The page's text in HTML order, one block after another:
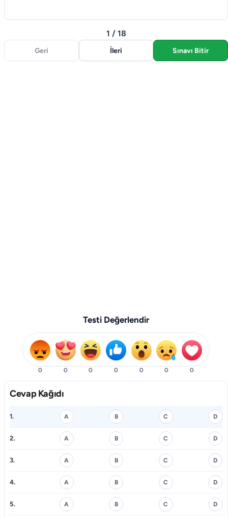
Geri
1 / 18
İleri Sınavı Bitir
Testi Değerlendir
0 0 0 0 0 0 0
Cevap Kağıdı
1. A B C D
2. A B C D
3. A B C D
4. A B C D
5. A B C D